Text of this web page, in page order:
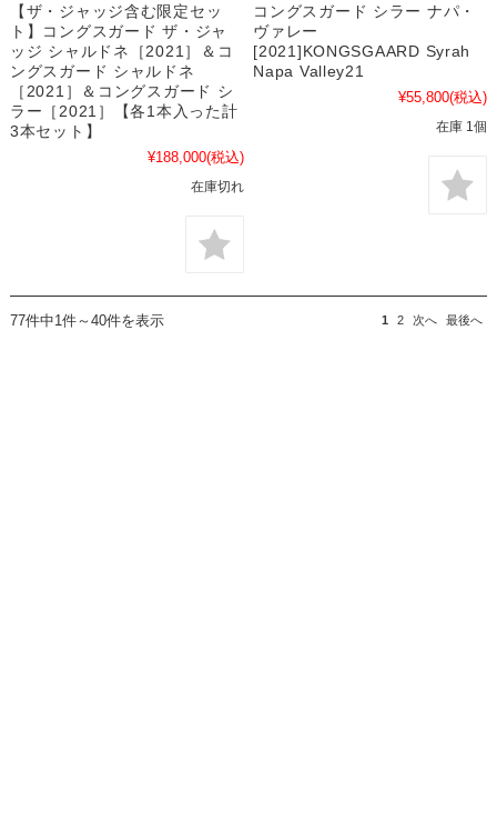
【ザ・ジャッジ含む限定セッ
ト】コングスガード ザ・ジャ
ッジ シャルドネ［2021］＆コ
ングスガード シャルドネ
［2021］＆コングスガード シ
ラー［2021］【各1本入った計
3本セット】
¥188,000(税込)
在庫切れ
コングスガード シラー ナパ・
ヴァレー
[2021]KONGSGAARD Syrah
Napa Valley21
¥55,800(税込)
在庫 1個
77件中1件～40件を表示 1 2 次へ 最後へ